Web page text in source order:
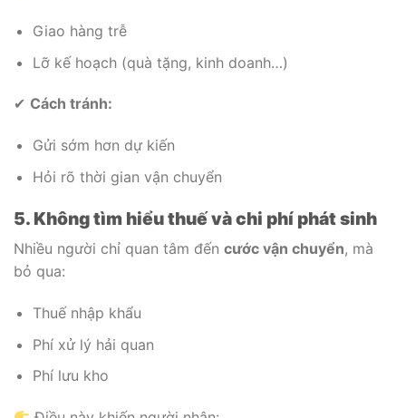
Giao hàng trễ
Lỡ kế hoạch (quà tặng, kinh doanh…)
✔ Cách tránh:
Gửi sớm hơn dự kiến
Hỏi rõ thời gian vận chuyển
5. Không tìm hiểu thuế và chi phí phát sinh
Nhiều người chỉ quan tâm đến cước vận chuyển, mà
bỏ qua:
Thuế nhập khẩu
Phí xử lý hải quan
Phí lưu kho